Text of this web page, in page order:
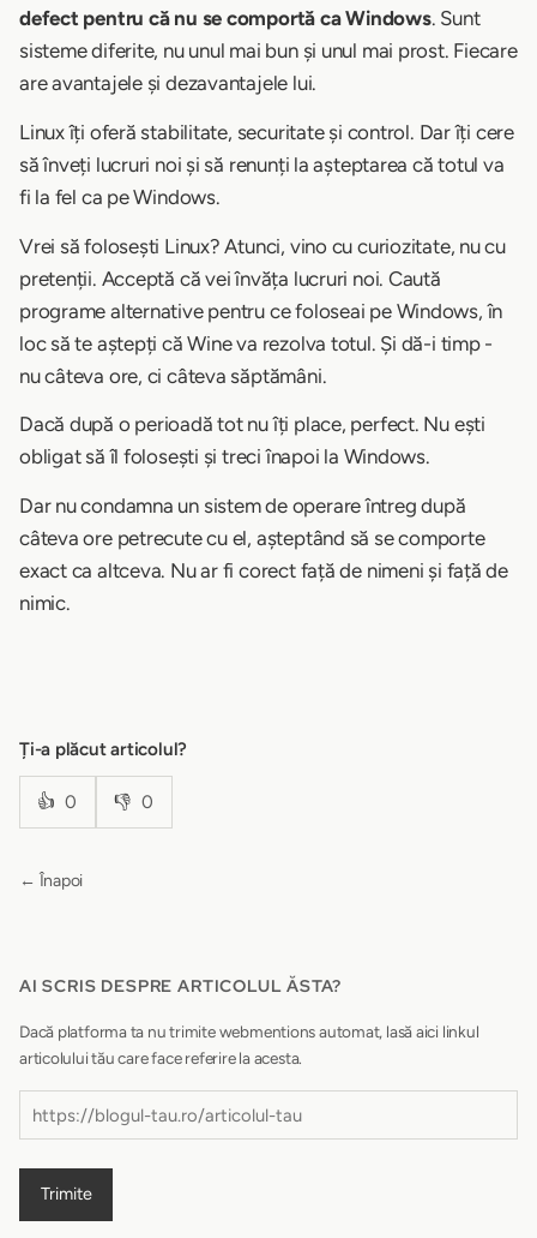
defect pentru că nu se comportă ca Windows. Sunt
sisteme diferite, nu unul mai bun și unul mai prost. Fiecare
are avantajele și dezavantajele lui.
Linux îți oferă stabilitate, securitate și control. Dar îți cere
să înveți lucruri noi și să renunți la așteptarea că totul va
fi la fel ca pe Windows.
Vrei să folosești Linux? Atunci, vino cu curiozitate, nu cu
pretenții. Acceptă că vei învăța lucruri noi. Caută
programe alternative pentru ce foloseai pe Windows, în
loc să te aștepți că Wine va rezolva totul. Și dă-i timp -
nu câteva ore, ci câteva săptămâni.
Dacă după o perioadă tot nu îți place, perfect. Nu ești
obligat să îl folosești și treci înapoi la Windows.
Dar nu condamna un sistem de operare întreg după
câteva ore petrecute cu el, așteptând să se comporte
exact ca altceva. Nu ar fi corect față de nimeni și față de
nimic.
Ți-a plăcut articolul?
👍 0 👎 0
← Înapoi
AI SCRIS DESPRE ARTICOLUL ĂSTA?
Dacă platforma ta nu trimite webmentions automat, lasă aici linkul
articolului tău care face referire la acesta.
Trimite